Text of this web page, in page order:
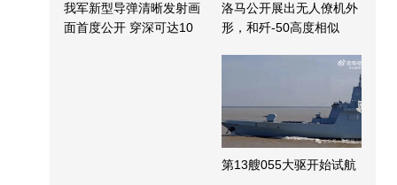
我军新型导弹清晰发射画
面首度公开 穿深可达10
洛马公开展出无人僚机外
形，和歼-50高度相似
第13艘055大驱开始试航